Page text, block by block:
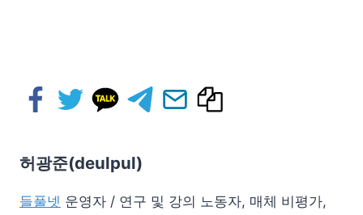
허광준(deulpul)
들풀넷 운영자 / 연구 및 강의 노동자, 매체 비평가,